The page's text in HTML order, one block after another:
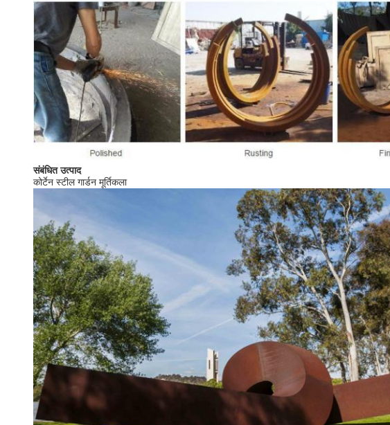
संबंधित उत्पाद
कोर्टेन स्टील गार्डन मूर्तिकला